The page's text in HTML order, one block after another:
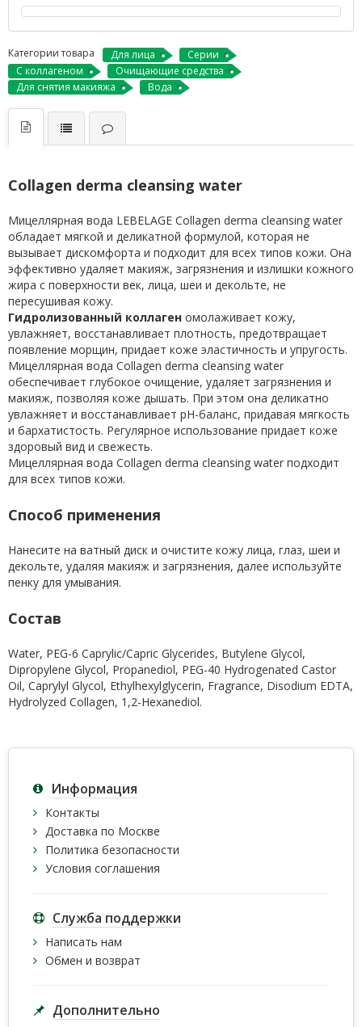
Категории товара Для лица
Серии
С коллагеном
Очищающие средства
Для снятия макияжа
Вода
Collagen derma cleansing water
Мицеллярная вода LEBELAGE Collagen derma cleansing water
обладает мягкой и деликатной формулой, которая не
вызывает дискомфорта и подходит для всех типов кожи. Она
эффективно удаляет макияж, загрязнения и излишки кожного
жира с поверхности век, лица, шеи и декольте, не
пересушивая кожу.
Гидролизованный коллаген омолаживает кожу,
увлажняет, восстанавливает плотность, предотвращает
появление морщин, придает коже эластичность и упругость.
Мицеллярная вода Collagen derma cleansing water
обеспечивает глубокое очищение, удаляет загрязнения и
макияж, позволяя коже дышать. При этом она деликатно
увлажняет и восстанавливает pH-баланс, придавая мягкость
и бархатистость. Регулярное использование придает коже
здоровый вид и свежесть.
Мицеллярная вода Collagen derma cleansing water подходит
для всех типов кожи.
Способ применения
Нанесите на ватный диск и очистите кожу лица, глаз, шеи и
декольте, удаляя макияж и загрязнения, далее используйте
пенку для умывания.
Состав
Water, PEG-6 Caprylic/Capric Glycerides, Butylene Glycol,
Dipropylene Glycol, Propanediol, PEG-40 Hydrogenated Castor
Oil, Caprylyl Glycol, Ethylhexylglycerin, Fragrance, Disodium EDTA,
Hydrolyzed Collagen, 1,2-Hexanediol.
Информация
Контакты
Доставка по Москве
Политика безопасности
Условия соглашения
Служба поддержки
Написать нам
Обмен и возврат
Дополнительно